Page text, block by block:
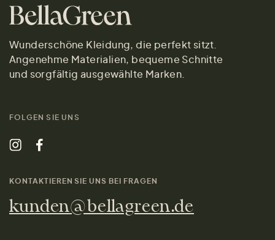
Wunderschöne Kleidung, die perfekt sitzt.
Angenehme Materialien, bequeme Schnitte
und sorgfältig ausgewählte Marken.
FOLGEN SIE UNS
KONTAKTIEREN SIE UNS BEI FRAGEN
kunden@bellagreen.de